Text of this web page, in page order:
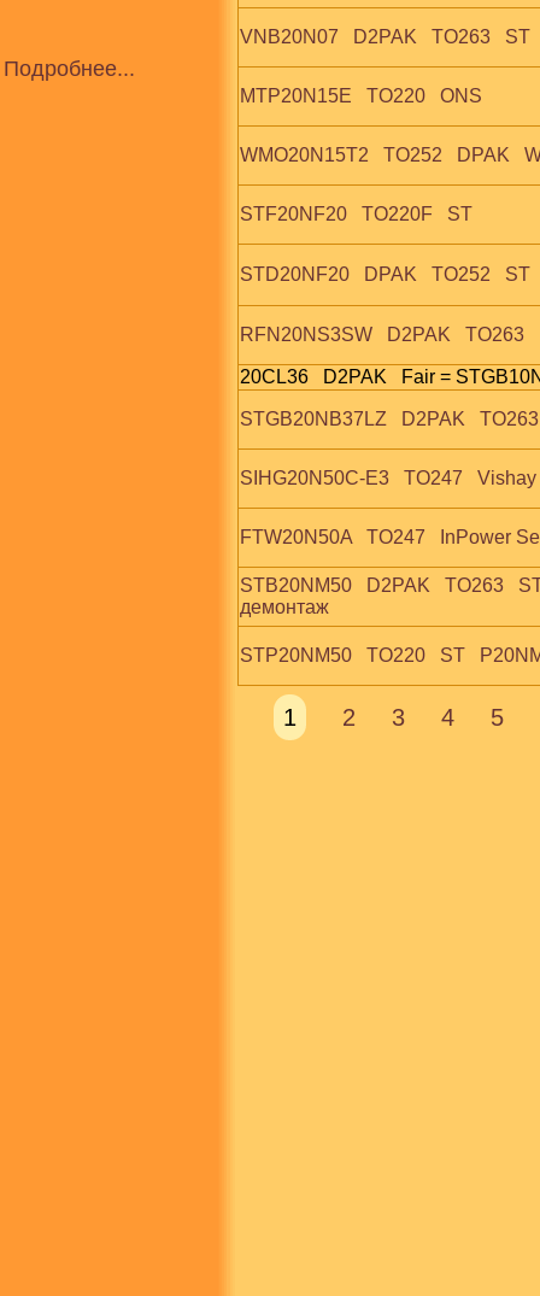
Подробнее...
VNB20N07   D2PAK   TO263   ST
MTP20N15E   TO220   ONS
WMO20N15T2   TO252   DPAK
STF20NF20   TO220F   ST
STD20NF20   DPAK   TO252   ST
RFN20NS3SW   D2PAK   TO263
20CL36   D2PAK   Fair =
STGB20NB37LZ   D2PAK
SIHG20N50C-E3   TO247
FTW20N50A   TO247   InPower
STB20NM50   D2PAK   TO263
демонтаж
STP20NM50   TO220   ST
1 2 3 4 5